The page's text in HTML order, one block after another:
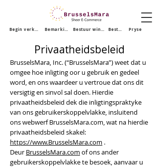
Pryse
Begin verkoop Bemarking Bestuur winkel Bestuur winkel
Privaatheidsbeleid
BrusselsMara, Inc. (“BrusselsMara”) weet dat u
omgee hoe inligting oor u gebruik en gedeel
word, en ons waardeer u vertroue dat ons dit
versigtig en sinvol sal doen. Hierdie
privaatheidsbeleid dek die inligtingspraktyke
van ons gebruikerskoppelvlakke, insluitend
ons webwerf BrusselsMara.com, wat na hierdie
privaatheidsbeleid skakel:
https://www.BrusselsMara.com .
Deur BrusselsMara.com of ons ander
gebruikerskoppelvlakke te besoek, aanvaar u